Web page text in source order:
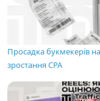
Просадка букмекерів
зростання CPA